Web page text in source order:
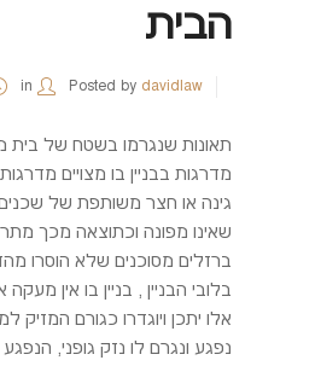
הבית
Posted by davidlaw
in
תאונות שנגרמו בשטח של בית
מדרגות בבניין בו מצויים
גינה או חצר משותפת של
שאינו מפונה וכתוצאה מכך
ברזלים מסוכנים שלא הוסרו
בלובי הבניין , בניין בו אין
אלו יתכן ויוגדרו כגורם
נפגע ונגרם לו נזק גופני,